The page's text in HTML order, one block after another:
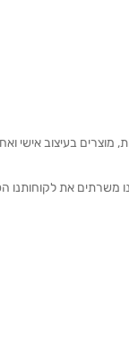
מוצרים בעיצוב אישי
הגדול והמרשים ביותר בצפון המשתרע על 800 מטרים, וממנו